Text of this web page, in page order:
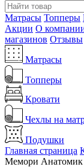
Матрасы Топперы
Акции О
магазинов Отзывы
Матрасы
Топперы
Кровати
Чехлы на
Подушки
Главная страница
Мемори